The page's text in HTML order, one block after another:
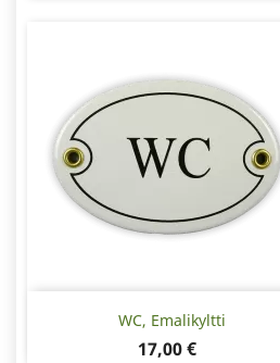
WC, Emalikyltti
Hinta
17,00 €